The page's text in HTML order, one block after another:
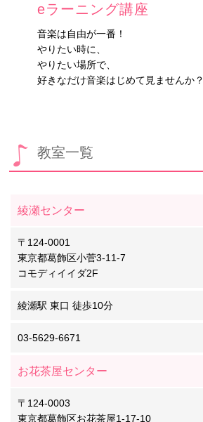
eラーニング講座
音楽は自由が一番！
やりたい時に、
やりたい場所で、
好きなだけ音楽はじめて見ませんか？
教室一覧
綾瀬センター
〒124-0001
東京都葛飾区小菅3-11-7
コモディイイダ2F
綾瀬駅 東口 徒歩10分
03-5629-6671
お花茶屋センター
〒124-0003
東京都葛飾区お花茶屋1-17-10